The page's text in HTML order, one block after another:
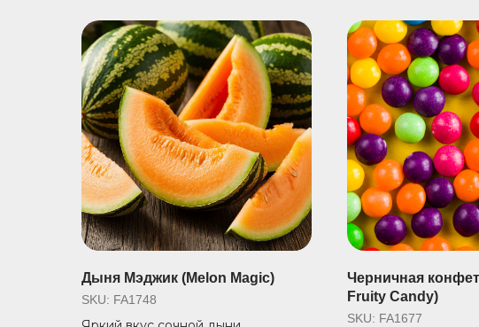
Дыня Мэджик (Melon Magic)
SKU: FA1748
Черничная
Fruity Candy)
SKU: FA1677